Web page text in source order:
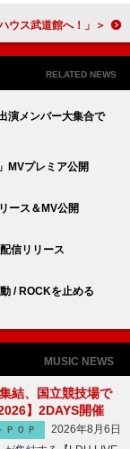
＜前編＞布袋寅泰、魅せつけた宇宙一の“Super Hits”と重ねていく“History”「ようこそ、ライブハウス武道館へ！」
RELATED NEWS
演メンバー大集合で
MVプレミア公開
ース＆MV公開
信リリース
/ ROCKを止める
MUSIC NEWS
結、国立競技場で
】2DAYS開催
ＰＯＰ
2026年8月6日